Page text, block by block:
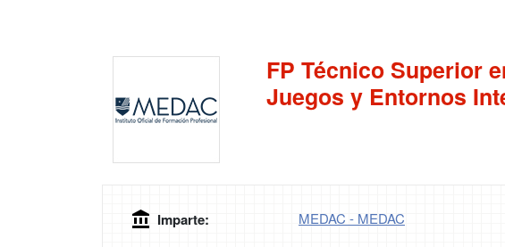
FP Técnico Superior
Juegos y Entornos
Imparte: MEDAC - MEDAC